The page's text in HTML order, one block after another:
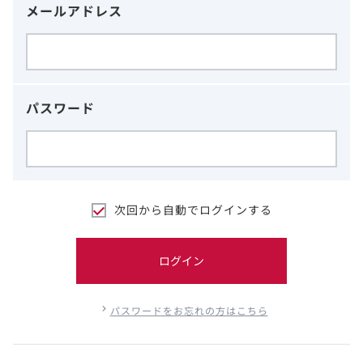
メールアドレス
パスワード
次回から自動でログインする
ログイン
パスワードをお忘れの方はこちら